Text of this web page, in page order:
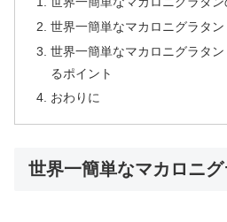
世界一簡単なマカロニグラタ
世界一簡単なマカロニグラタ
るポイント
おわりに
世界一簡単なマカロニ